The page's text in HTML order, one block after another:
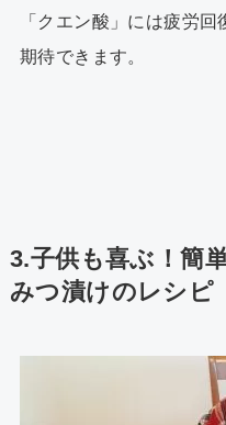
「クエン酸」には疲労
期待できます。
3.子供も喜ぶ！簡
みつ漬けのレシピ